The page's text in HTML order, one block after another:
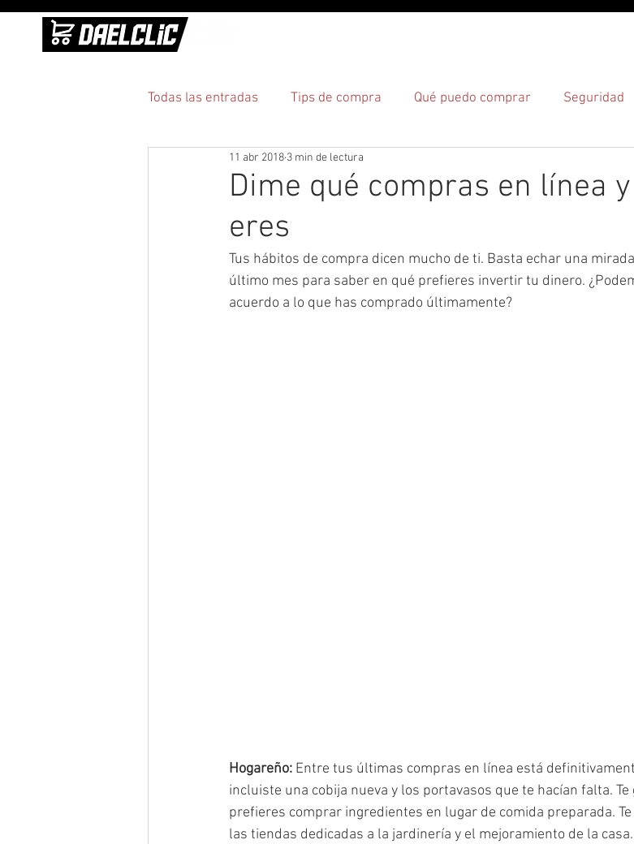
Todas las entradas Tips de compra Qué puedo comprar Seguridad
Practicidad Pagos y entregas
Dime qué compras en línea
eres
11 abr 2018 3 min de lectura
Tus hábitos de compra dicen mucho de ti. Basta echar una
último mes para saber en qué prefieres invertir tu dinero.
acuerdo a lo que has comprado últimamente?
Hogareño: Entre tus últimas compras en línea está
incluiste una cobija nueva y los portavasos que te hacían falta.
prefieres comprar ingredientes en lugar de comida preparada.
las tiendas dedicadas a la jardinería y el mejoramiento de la